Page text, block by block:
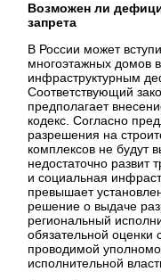
Возможен ли
запрета
В России может
многоэтажных домов
инфраструктурным
Соответствующий
предполагает
кодекс. Согласно
разрешения на
комплексов не будут
недостаточно развит
и социальная
превышает
решение о выдаче
региональный
обязательной оценки
проводимой
исполнительной